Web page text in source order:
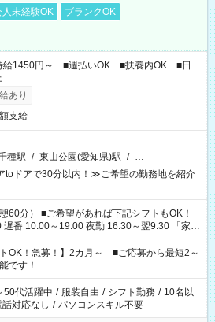
人未経験OK
ブランクOK
給1450円～ ■週払いOK ■扶養内OK ■日
あり
支給
種駅 / 東山公園(愛知県)駅 / …
toドアで30分以内！≫ご希望の勤務地を紹介
下記シフトもOK！
番 10:00～19:00 夜勤 16:30～翌9:30 「家族
」 「余裕を持って夕飯の準備がしたい」
したくない」 など、ご希望を教えてください
事の勤務時間。 合計で週40時間を超える場
ん。
トOK！急募！】2カ月～ ■ご応募から最短2～
です！
50代活躍中 / 服装自由 / シフト勤務 / 10名以
話対応なし / パソコンスキル不要